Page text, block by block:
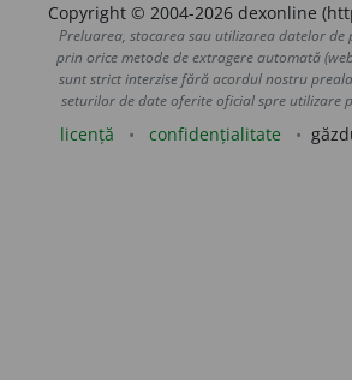
Copyright © 2004-2026 dexonline
Preluarea, stocarea sau utilizarea datelor de
prin orice metode de extragere automată
sunt strict interzise fără acordul nostru
seturilor de date oferite oficial spre utilizare
licență confidențialitate